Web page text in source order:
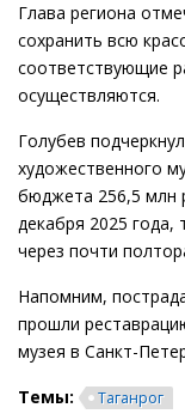
Глава региона
сохранить всю
соответствующие
осуществляются.
Голубев
художественного
бюджета 256,5 млн
декабря 2025 года,
через почти
Напомним,
прошли
музея в Санкт-
Темы:
Таганрог